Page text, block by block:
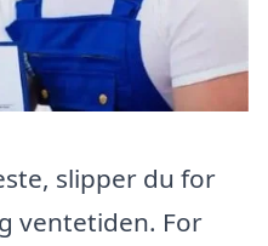
slipper du for
ventetiden. For